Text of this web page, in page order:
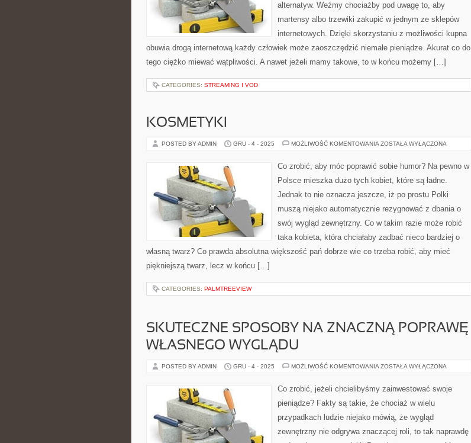
alternatyw. Weźmy chociażby pod uwagę to, aby
martensy albo trzewiki zakupić w jednym ze sklepów
internetowych. Dzięki skorzystaniu z możliwości kupna
obuwia drogą internetową każdy człowiek może zaoszczędzić niemałe pieniądze. Akurat co do
tego ciężko miewać wątpliwości. A nawet jeżeli mamy takowe, to w końcu możemy […]
CATEGORIES: STREAMING I VOD
KOSMETYKI
POSTED BY ADMIN GRU - 4 - 2025 MOŻLIWOŚĆ KOMENTOWANIA KOSMETYKI
ZOSTAŁA WYŁĄCZONA
Co zrobić, aby móc poprawić sobie humor? Na pewno w
Polsce mieszka dużo tych kobiet, które są ładne.
Jednak to nie oznacza jeszcze, iż po prostu Polki
muszą niejako automatycznie rezygnować z dbania o
swój wygląd zewnętrzny. Co w takim razie może robić
taka kobieta, która chciałaby zadbać nieco bardziej o
własną twarz? Co prawda absolutna większość pań dobrze wie co trzeba robić, aby mieć
piękniejszą twarz, lecz w końcu […]
CATEGORIES: PALMTREEVIEW
SKUTECZNE SPOSOBY NA ZNACZNĄ POPRAWĘ
WŁASNEGO WYGLĄDU
POSTED BY ADMIN GRU - 4 - 2025 MOŻLIWOŚĆ KOMENTOWANIA SKUTECZNE
ZNACZNĄ
POPRAWĘ
WYGLĄDU
ZOSTAŁA WYŁĄCZONA
Co zrobić, jeżeli chcielibyśmy zainwestować swoje
pieniądze? Fakty są takie, że chociaż w wielu
przypadkach ludzie niejako mówią, że wygląd
zewnętrzny nie odgrywa znaczącej roli, to tak naprawdę